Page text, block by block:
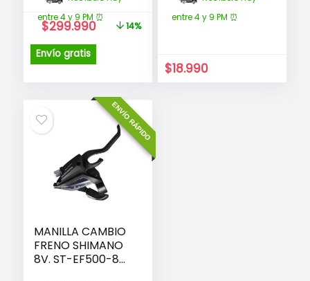
entre 4 y 9 PM ⏰
El
original
era:
$349.990.
$299.990El
es:
$299.990.
Envío gratis
14%
entre 4 y 9 PM ⏰
$18.990
ENVÍO RÁPIDO
MANILLA CAMBIO
FRENO SHIMANO
8V. ST-EF500-8R,